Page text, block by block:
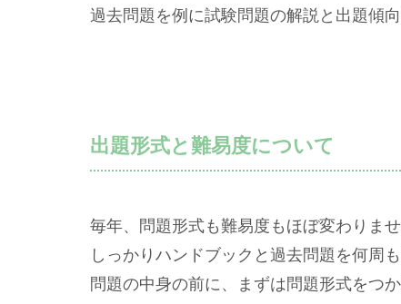
過去問題を例に試験問題の解説と出題傾
出題形式と難易度について
毎年、問題形式も難易度もほぼ変わりませ
しっかりハンドブックと過去問題を何周
問題の中身の前に、まずは問題形式をつか